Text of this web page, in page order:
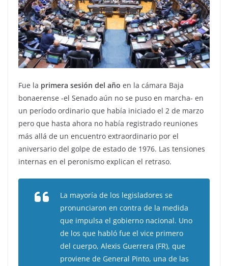
Fue la primera sesión del año en la cámara Baja
bonaerense -el Senado aún no se puso en marcha- en
un período ordinario que había iniciado el 2 de marzo
pero que hasta ahora no había registrado reuniones
más allá de un encuentro extraordinario por el
aniversario del golpe de estado de 1976. Las tensiones
internas en el peronismo explican el retraso.
La mayoría de los legisladores se
pronunciaron en contra de la medida
que impulsa el gobierno nacional. Uno
de los que habló fue el vice primero
del cuerpo, Alexis Guerrera (FR), que
proviene de General Pinto, una de las